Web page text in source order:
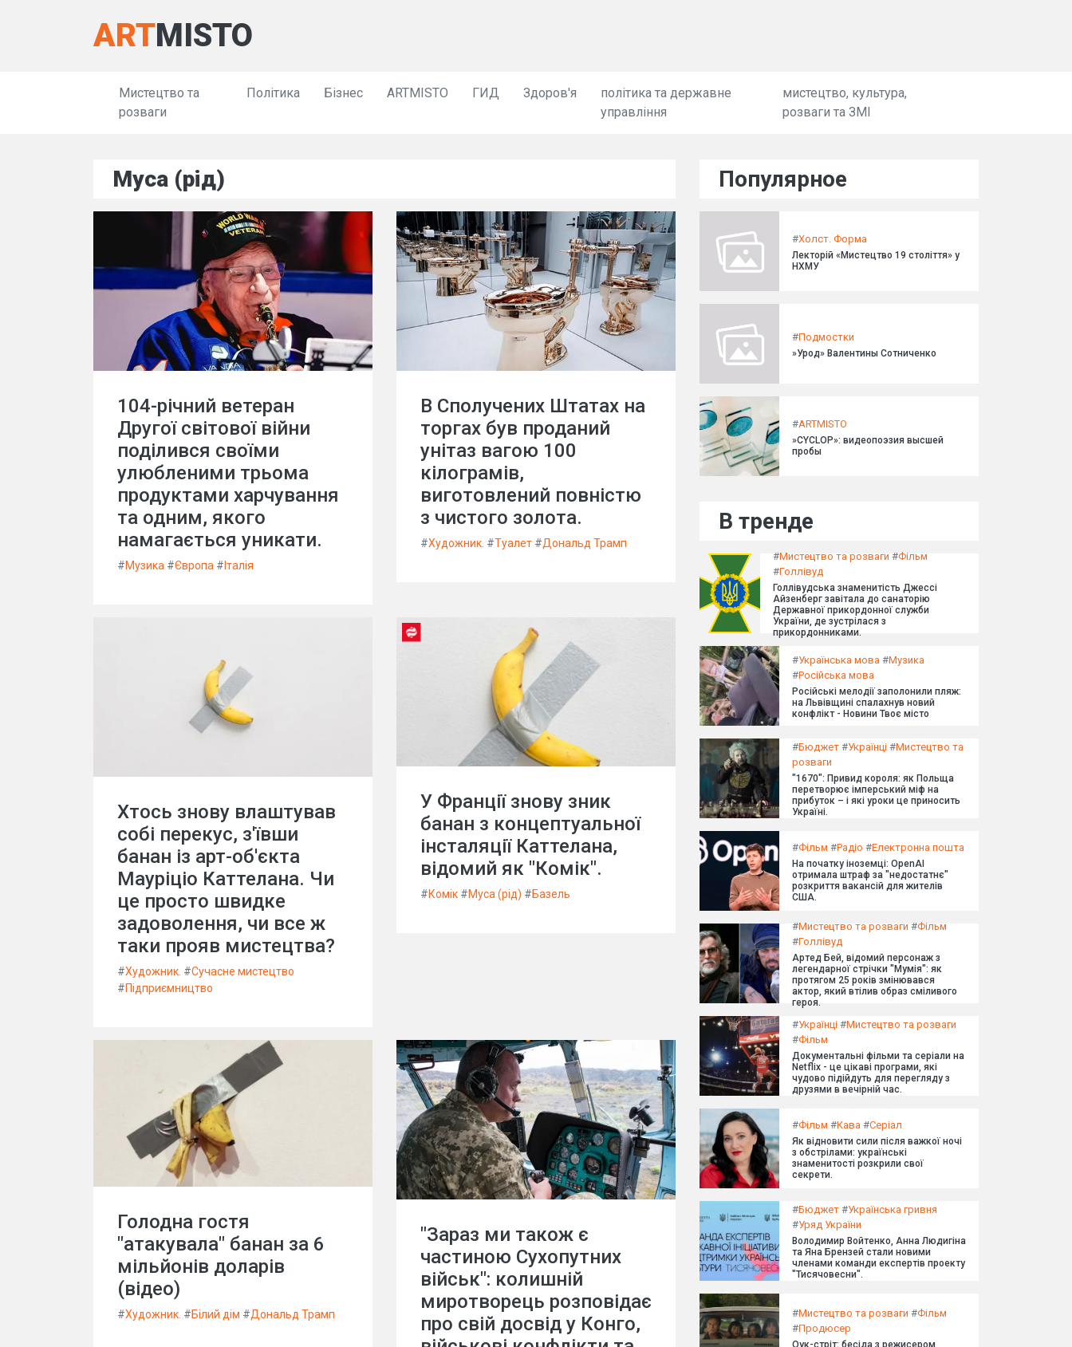
ARTMISTO
Мистецтво та
розваги
Політика Бізнес ARTMISTO ГИД Здоров'я
політика та державне
управління
мистецтво, культура,
розваги та ЗМІ
Муса (рід)
104-річний ветеран
Другої світової війни
поділився своїми
улюбленими трьома
продуктами харчування
та одним, якого
намагається уникати.
#Музика #Європа # Італія
В Сполучених Штатах на
торгах був проданий
унітаз вагою 100
кілограмів,
виготовлений повністю
з чистого золота.
#Художник. #Туалет #Дональд Трамп
Хтось знову влаштував
собі перекус, з'ївши
банан із арт-об'єкта
Мауріціо Каттелана. Чи
це просто швидке
задоволення, чи все ж
таки прояв мистецтва?
#Художник. #Сучасне мистецтво
#Підприємництво
У Франції знову зник
банан з концептуальної
інсталяції Каттелана,
відомий як "Комік".
#Комік #Муса (рід) #Базель
Голодна гостя
"атакувала" банан за 6
мільйонів доларів
(відео)
#Художник. #Білий дім #Дональд Трамп
"Зараз ми також є
частиною Сухопутних
військ": колишній
миротворець розповідає
про свій досвід у Конго,
Популярное
#Холст. Форма
Лекторій «Мистецтво 19 століття» у
НХМУ
#Подмостки
»Урод» Валентины Сотниченко
#ARTMISTO
»CYCLOP»: видеопоэзия высшей
пробы
В тренде
#Мистецтво та розваги #Фільм
#Голлівуд
Голлівудська знаменитість Джессі
Айзенберг завітала до санаторію
Державної прикордонної служби
України, де зустрілася з
прикордонниками.
#Українська мова #Музика
#Російська мова
Російські мелодії заполонили пляж:
на Львівщині спалахнув новий
конфлікт - Новини Твоє місто
#Бюджет #Українці #Мистецтво та
розваги
"1670": Привид короля: як Польща
перетворює імперський міф на
прибуток – і які уроки це приносить
Україні.
#Фільм #Радіо #Електронна пошта
На початку іноземці: OpenAI
отримала штраф за "недостатнє"
розкриття вакансій для жителів
США.
#Мистецтво та розваги #Фільм
#Голлівуд
Артед Бей, відомий персонаж з
легендарної стрічки "Мумія": як
протягом 25 років змінювався
актор, який втілив образ сміливого
героя.
#Українці #Мистецтво та розваги
#Фільм
Документальні фільми та серіали на
Netflix - це цікаві програми, які
чудово підійдуть для перегляду з
друзями в вечірній час.
#Фільм #Кава #Серіал
Як відновити сили після важкої ночі
з обстрілами: українські
знаменитості розкрили свої
секрети.
#Бюджет #Українська гривня
#Уряд України
Володимир Войтенко, Анна Людигіна
та Яна Брензей стали новими
членами команди експертів проекту
"Тисячовесни".
#Мистецтво та розваги #Фільм
#Продюсер
Оук-стріт: бесіда з режисером